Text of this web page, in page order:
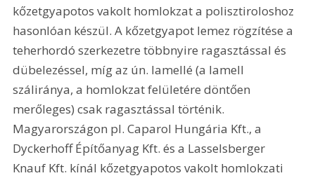
kőzetgyapotos vakolt homlokzat a polisztiroloshoz
hasonlóan készül. A kőzetgyapot lemez rögzítése a
teherhordó szerkezetre többnyire ragasztással és
dübelezéssel, míg az ún. lamellé (a lamell
száliránya, a homlokzat felületére döntően
merőleges) csak ragasztással történik.
Magyarországon pl. Caparol Hungária Kft., a
Dyckerhoff Építőanyag Kft. és a Lasselsberger
Knauf Kft. kínál kőzetgyapotos vakolt homlokzati